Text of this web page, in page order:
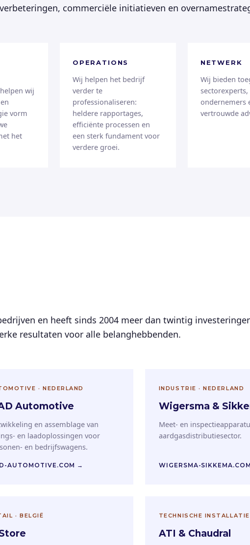
commerciële initiatieven en
wij
vorm
het
OPERATIONS
Wij helpen het bedrijf
verder te
professionaliseren:
heldere rapportages,
efficiënte processen en
een sterk fundament voor
verdere groei.
NETWERK
Wij bieden
sectorexperts,
ondernemers
vertrouwde
en heeft sinds 2004 meer dan twintig
resultaten voor alle belanghebbenden.
· NEDERLAND
Automotive
en assemblage van
en laadoplossingen voor
en bedrijfswagens.
AUTOMOTIVE.COM →
INDUSTRIE · NEDERLAND
Wigersma &
Meet- en
aardgasdistributiesector.
WIGERSMA-
· BELGIË TECHNISCHE INSTALLATIE
ATI & Chaudral